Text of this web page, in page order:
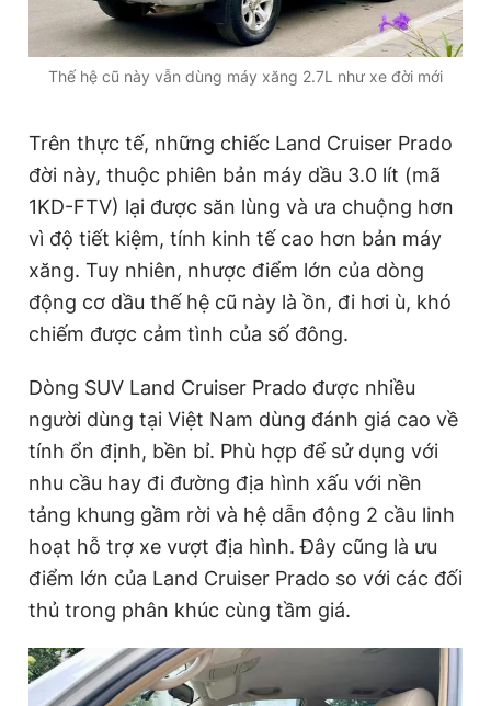
Thế hệ cũ này vẫn dùng máy xăng 2.7L như xe đời mới
Trên thực tế, những chiếc Land Cruiser Prado
đời này, thuộc phiên bản máy dầu 3.0 lít (mã
1KD-FTV) lại được săn lùng và ưa chuộng hơn
vì độ tiết kiệm, tính kinh tế cao hơn bản máy
xăng. Tuy nhiên, nhược điểm lớn của dòng
động cơ dầu thế hệ cũ này là ồn, đi hơi ù, khó
chiếm được cảm tình của số đông.
Dòng SUV Land Cruiser Prado được nhiều
người dùng tại Việt Nam dùng đánh giá cao về
tính ổn định, bền bỉ. Phù hợp để sử dụng với
nhu cầu hay đi đường địa hình xấu với nền
tảng khung gầm rời và hệ dẫn động 2 cầu linh
hoạt hỗ trợ xe vượt địa hình. Đây cũng là ưu
điểm lớn của Land Cruiser Prado so với các đối
thủ trong phân khúc cùng tầm giá.